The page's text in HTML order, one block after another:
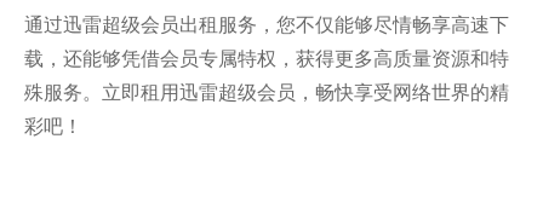
通过迅雷超级会员出租服务，您不仅能够尽情畅享高速下
载，还能够凭借会员专属特权，获得更多高质量资源和特
殊服务。立即租用迅雷超级会员，畅快享受网络世界的精
彩吧！